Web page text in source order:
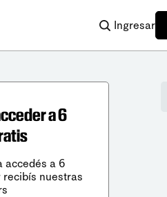
Ingresar
a 6
accedés a 6
nuestras